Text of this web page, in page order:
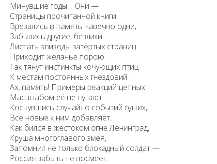
Минувшие годы… Они —
Страницы прочитанной книги.
Врезались в память навечно одни,
Забылись другие, безлики.
Листать эпизоды затёртых страниц
Приходит желанье порою.
Так тянут инстинкты кочующих птиц
К местам постоянных гнездовий.
Ах, память! Примеры реакций цепных
Масштабом её не пугают:
Коснувшись случайно событий одних,
Всё новые к ним добавляет.
Как бился в жестоком огне Ленинград,
Круша многоглавого змея,
Запомнил не только блокадный солдат —
Россия забыть не посмеет.